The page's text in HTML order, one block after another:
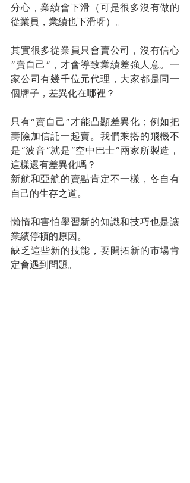
分心，業績會下滑（可是很多沒有做的
從業員，業績也下滑呀）。
其實很多從業員只會賣公司，沒有信心
“賣自己”，才會導致業績差強人意。一
家公司有幾千位元代理，大家都是同一
個牌子，差異化在哪裡？
只有“賣自己”才能凸顯差異化；例如把
壽險加信託一起賣。我們乘搭的飛機不
是“波音”就是“空中巴士”兩家所製造，
這樣還有差異化嗎？
新航和亞航的賣點肯定不一樣，各自有
自己的生存之道。
懶惰和害怕學習新的知識和技巧也是讓
業績停頓的原因。
缺乏這些新的技能，要開拓新的市場肯
定會遇到問題。